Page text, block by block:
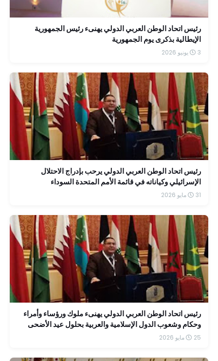
رئيس اتحاد الوطن العربي الدولي يهنىء رئيس الجمهورية
الإيطالية بذكرى يوم الجمهورية
3 يونيو 2026
رئيس اتحاد الوطن العربي الدولي يرحب بإدراج الاحتلال
الإسرائيلي وكياناته في قائمة الأمم المتحدة السوداء
31 مايو 2026
رئيس اتحاد الوطن العربي الدولي يهنىء ملوك ورؤساء وأمراء
وحكام وشعوب الدول الإسلامية والعربية بحلول عيد الأضحى
المبارك
25 مايو 2026